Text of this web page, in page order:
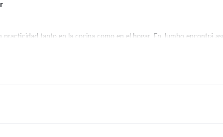
tanto en la cocina como en el hogar. En Jumbo encontrá
los ambientes limpios y ordenados, ofreciendo soluciones prácticas